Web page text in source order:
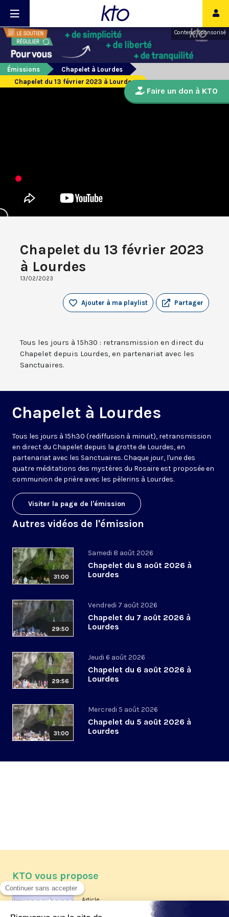
Contenu sponsorisé
Émissions
Chapelet à Lourdes
Chapelet du 13 février 2023 à Lourdes
Chapelet du 13 février 2023
à Lourdes
13/02/2023
Partager
Ajouter à ma playlist
Tous les jours à 15h30 : retransmission en direct du
Chapelet depuis Lourdes, en partenariat avec les
Sanctuaires.
Chapelet à Lourdes
Tous les jours à 15h30 (rediffusion à minuit), retransmission
en direct du Chapelet depuis la grotte de Lourdes, en
partenariat avec les Sanctuaires. Chaque jour, l'une des
quatre méditations des mystères du Rosaire est proposée en
communion de prière avec les pèlerins à Lourdes.
Visiter la page de l'émission
Autres vidéos de l'émission
31:00
Samedi 8 août 2026
Chapelet du 8 août 2026 à
Lourdes
29:50
Vendredi 7 août 2026
Chapelet du 7 août 2026 à
Lourdes
29:56
Jeudi 6 août 2026
Chapelet du 6 août 2026 à
Lourdes
31:00
Mercredi 5 août 2026
Chapelet du 5 août 2026 à
Lourdes
Faire un don à KTO
KTO vous propose
Article
Les reportages d'été 2026 de KTO